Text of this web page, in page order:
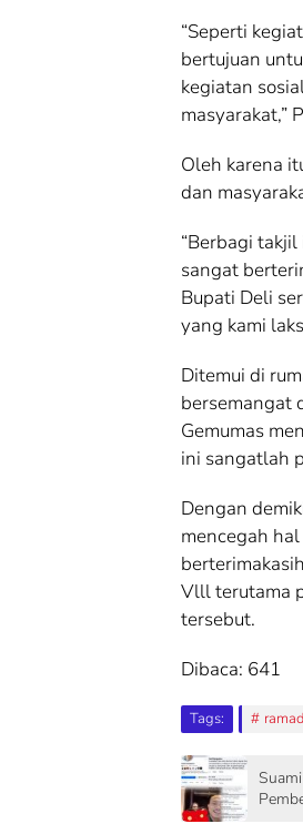
“Seperti
bertujuan
kegiatan
masyarakat,”
Oleh karena
dan
“Berbagi
sangat
Bupati Deli
yang kami
Ditemui di
bersemangat
Gemumas
ini sangatlah
Dengan
mencegah
Vlll terutama
tersebut.
Dibaca: 641
Tags: